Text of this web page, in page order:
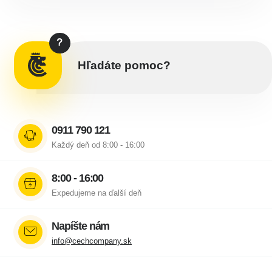
?
Hľadáte pomoc?
0911 790 121
Každý deň od 8:00 - 16:00
8:00 - 16:00
Expedujeme na ďalší deň
Napíšte nám
info@cechcompany.sk